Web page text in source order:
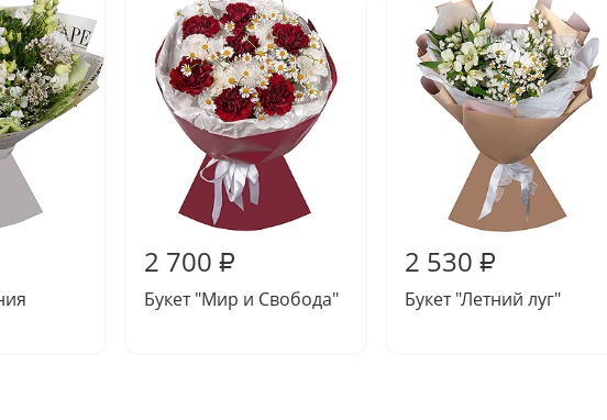
2 700 ₽
Букет "Мир и Свобода"
2 530 ₽
Букет "Летний луг"